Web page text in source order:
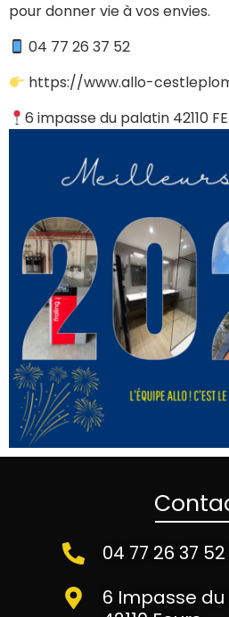
pour donner vie à vos envies.
​ 04 77 26 37 52
https://www.allo-
​6 impasse du palatin 42110
04 77 26 37 52
6 Impasse du